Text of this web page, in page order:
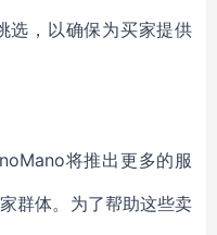
选，以确保为买家提供
将推出更多的服
群体。为了帮助这些卖